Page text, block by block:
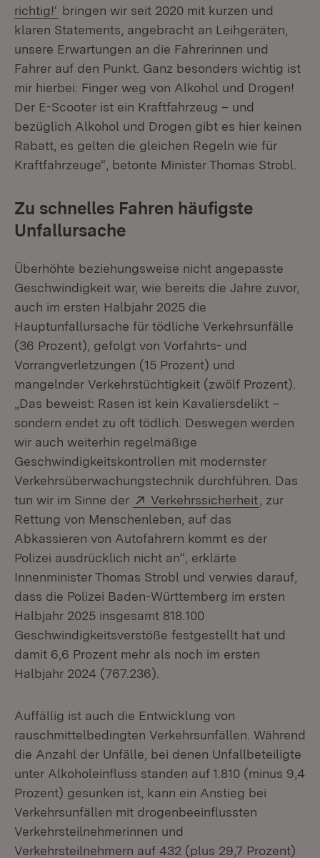
richtig!‘ (Öffnet in neuem Fenster)
bringen wir seit 2020 mit kurzen und
klaren Statements, angebracht an Leihgeräten,
unsere Erwartungen an die Fahrerinnen und
Fahrer auf den Punkt. Ganz besonders wichtig ist
mir hierbei: Finger weg von Alkohol und Drogen!
Der E-Scooter ist ein Kraftfahrzeug – und
bezüglich Alkohol und Drogen gibt es hier keinen
Rabatt, es gelten die gleichen Regeln wie für
Kraftfahrzeuge“, betonte Minister Thomas Strobl.
Zu schnelles Fahren häufigste
Unfallursache
Überhöhte beziehungsweise nicht angepasste
Geschwindigkeit war, wie bereits die Jahre zuvor,
auch im ersten Halbjahr 2025 die
Hauptunfallursache für tödliche Verkehrsunfälle
(36 Prozent), gefolgt von Vorfahrts- und
Vorrangverletzungen (15 Prozent) und
mangelnder Verkehrstüchtigkeit (zwölf Prozent).
„Das beweist: Rasen ist kein Kavaliersdelikt –
sondern endet zu oft tödlich. Deswegen werden
wir auch weiterhin regelmäßige
Geschwindigkeitskontrollen mit modernster
Verkehrsüberwachungstechnik durchführen. Das
tun wir im Sinne der
Extern:
Verkehrssicherheit (Öffnet
, zur
Rettung von Menschenleben, auf das
Abkassieren von Autofahrern kommt es der
Polizei ausdrücklich nicht an“, erklärte
Innenminister Thomas Strobl und verwies darauf,
dass die Polizei Baden-Württemberg im ersten
Halbjahr 2025 insgesamt 818.100
Geschwindigkeitsverstöße festgestellt hat und
damit 6,6 Prozent mehr als noch im ersten
Halbjahr 2024 (767.236).
Auffällig ist auch die Entwicklung von
rauschmittelbedingten Verkehrsunfällen. Während
die Anzahl der Unfälle, bei denen Unfallbeteiligte
unter Alkoholeinfluss standen auf 1.810 (minus 9,4
Prozent) gesunken ist, kann ein Anstieg bei
Verkehrsunfällen mit drogenbeeinflussten
Verkehrsteilnehmerinnen und
Verkehrsteilnehmern auf 432 (plus 29,7 Prozent)